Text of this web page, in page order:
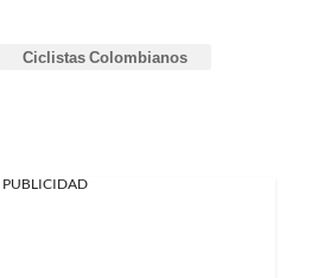
Ciclistas Colombianos
PUBLICIDAD